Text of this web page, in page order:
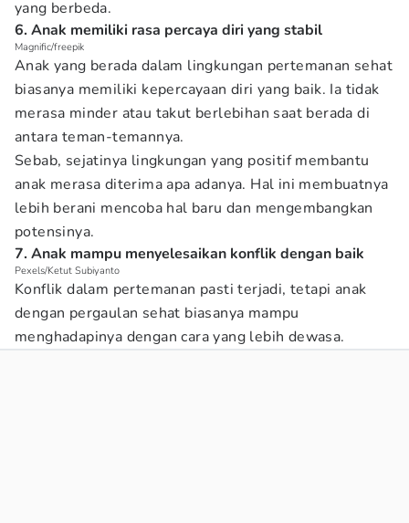
yang berbeda.
6. Anak memiliki rasa percaya diri yang stabil
Magnific/freepik
Anak yang berada dalam lingkungan pertemanan sehat
biasanya memiliki kepercayaan diri yang baik. Ia tidak
merasa minder atau takut berlebihan saat berada di
antara teman-temannya.
Sebab, sejatinya lingkungan yang positif membantu
anak merasa diterima apa adanya. Hal ini membuatnya
lebih berani mencoba hal baru dan mengembangkan
potensinya.
7. Anak mampu menyelesaikan konflik dengan baik
Pexels/Ketut Subiyanto
Konflik dalam pertemanan pasti terjadi, tetapi anak
dengan pergaulan sehat biasanya mampu
menghadapinya dengan cara yang lebih dewasa.